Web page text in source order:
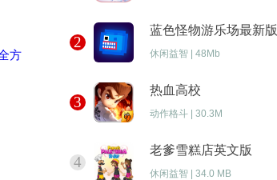
方位解析
2
蓝色怪物游乐场最新版
休闲益智 48Mb
3
热血高校
动作格斗 30.3M
4
老爹雪糕店英文版
休闲益智 34.0 MB